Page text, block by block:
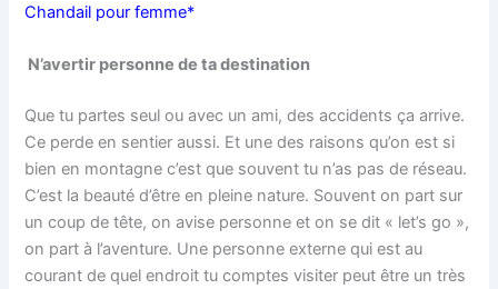
Chandail pour femme*
N’avertir personne de ta destination
Que tu partes seul ou avec un ami, des accidents ça arrive.
Ce perde en sentier aussi. Et une des raisons qu’on est si
bien en montagne c’est que souvent tu n’as pas de réseau.
C’est la beauté d’être en pleine nature. Souvent on part sur
un coup de tête, on avise personne et on se dit « let’s go »,
on part à l’aventure. Une personne externe qui est au
courant de quel endroit tu comptes visiter peut être un très